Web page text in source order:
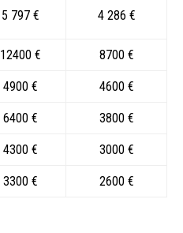
5 797 € 4 286 €
12400 € 8700 €
4900 € 4600 €
6400 € 3800 €
4300 € 3000 €
3300 € 2600 €